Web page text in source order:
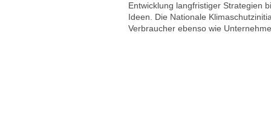
Entwicklung langfristiger Strategien
Ideen. Die Nationale
Verbraucher ebenso wie